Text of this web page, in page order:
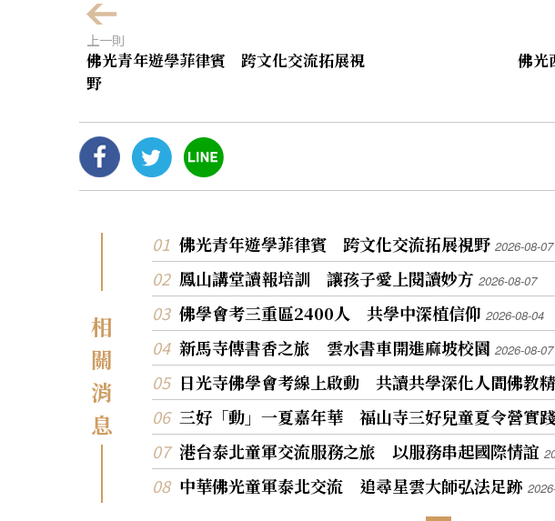
上一則
佛光青年遊學菲律賓 跨文化交流拓展視
野
佛光
相
關
消
息
佛光青年遊學菲律賓 跨文化交流拓展視野 2026-08-07
鳳山講堂讀報培訓 讓孩子愛上閱讀妙方 2026-08-07
佛學會考三重區2400人 共學中深植信仰 2026-08-04
新馬寺傳書香之旅 雲水書車開進麻坡校園 2026-08-07
日光寺佛學會考線上啟動 共讀共學深化人間佛教
三好「動」一夏嘉年華 福山寺三好兒童夏令營實
港台泰北童軍交流服務之旅 以服務串起國際情誼
中華佛光童軍泰北交流 追尋星雲大師弘法足跡